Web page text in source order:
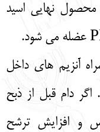
محصول نهایی اسید
آنزیم‌ های داخل
دام قبل از ذبح
و افزایش ترشح